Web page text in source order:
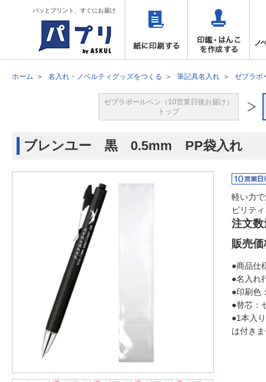
パッとプリント、すぐにお届け
ホーム 名入れ・ノベルティグッズをつくる 筆記具名入れ ゼブラボ
ゼブラボールペン（10営業日後お届け）
トップ
ブレンユー 黒 0.5mm PP袋入れ
軽い力
ビリテ
注文数
販売価
●商品仕
●名入れ
●印刷色
●替芯：
●1本入
は付き